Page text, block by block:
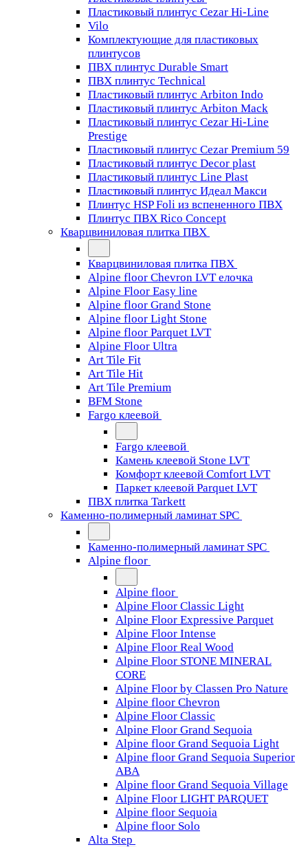
Пластиковый плинтус Cezar Hi-Line
Vilo
Комплектующие для пластиковых
плинтусов
ПВХ плинтус Durable Smart
ПВХ плинтус Technical
Пластиковый плинтус Arbiton Indo
Пластиковый плинтус Arbiton Mack
Пластиковый плинтус Cezar Hi-Line
Prestige
Пластиковый плинтус Cezar Premium 59
Пластиковый плинтус Decor plast
Пластиковый плинтус Line Plast
Пластиковый плинтус Идеал Макси
Плинтус HSP Foli из вспененного ПВХ
Плинтус ПВХ Rico Concept
Кварцвиниловая плитка ПВХ
Кварцвиниловая плитка ПВХ
Alpine floor Chevron LVT елочка
Alpine Floor Easy line
Alpine floor Grand Stone
Alpine floor Light Stone
Alpine floor Parquet LVT
Alpine Floor Ultra
Art Tile Fit
Art Tile Hit
Art Tile Premium
BFM Stone
Fargo клеевой
Fargo клеевой
Камень клеевой Stone LVT
Комфорт клеевой Comfort LVT
Паркет клеевой Parquet LVT
ПВХ плитка Tarkett
Каменно-полимерный ламинат SPC
Каменно-полимерный ламинат SPC
Alpine floor
Alpine floor
Alpine Floor Classic Light
Alpine Floor Expressive Parquet
Alpine Floor Intense
Alpine Floor Real Wood
Alpine Floor STONE MINERAL
CORE
Alpine Floor by Classen Pro Nature
Alpine floor Chevron
Alpine Floor Classic
Alpine Floor Grand Sequoia
Alpine floor Grand Sequoia Light
Alpine floor Grand Sequoia Superior
ABA
Alpine floor Grand Sequoia Village
Alpine Floor LIGHT PARQUET
Alpine floor Sequoia
Alpine floor Solo
Alta Step